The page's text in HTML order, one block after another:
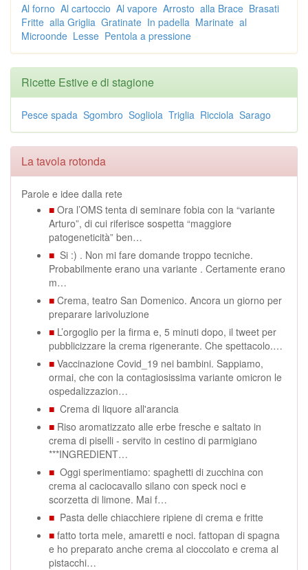
Al forno Al cartoccio Al vapore Arrosto alla Brace Brasati
Fritte alla Griglia Gratinate In padella Marinate al
Microonde Lesse Pentola a pressione
Ricette Estive e di stagione
Pesce spada Sgombro Sogliola Triglia Ricciola Sarago
La tavola rotonda
Parole e idee dalla rete
■ Ora l’OMS tenta di seminare fobia con la “variante
Arturo”, di cui riferisce sospetta “maggiore
patogeneticità” ben…
■ Si :) . Non mi fare domande troppo tecniche.
Probabilmente erano una variante . Certamente erano
m…
■ Crema, teatro San Domenico. Ancora un giorno per
preparare larivoluzione
■ L’orgoglio per la firma e, 5 minuti dopo, il tweet per
pubblicizzare la crema rigenerante. Che spettacolo.…
■ Vaccinazione Covid_19 nei bambini. Sappiamo,
ormai, che con la contagiosissima variante omicron le
ospedalizzazion…
■ Crema di liquore all'arancia
■ Riso aromatizzato alle erbe fresche e saltato in
crema di piselli - servito in cestino di parmigiano
***INGREDIENT…
■ Oggi sperimentiamo: spaghetti di zucchina con
crema al caciocavallo silano con speck noci e
scorzetta di limone. Mai f…
■ Pasta delle chiacchiere ripiene di crema e fritte
■ fatto torta mele, amaretti e noci. fattopan di spagna
e ho preparato anche crema al cioccolato e crema al
pistacchi…